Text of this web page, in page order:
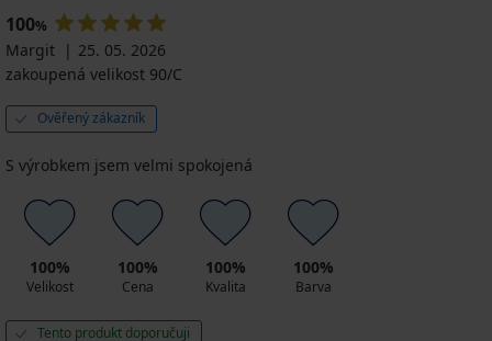
100%
Margit
25. 05. 2026
zakoupená velikost 90/C
Ověřený zákazník
S výrobkem jsem velmi spokojená
100%
Velikost
100%
Cena
100%
Kvalita
100%
Barva
Tento produkt doporučuji